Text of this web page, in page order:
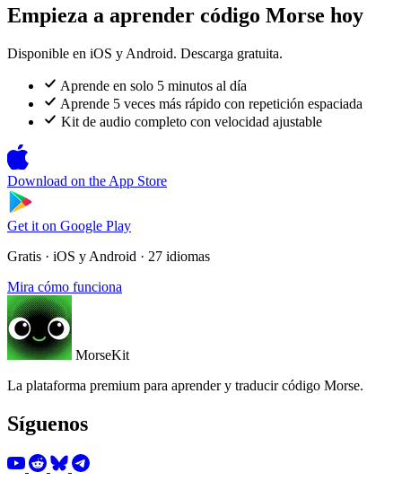
Empieza a aprender código Morse hoy
Disponible en iOS y Android. Descarga gratuita.
Aprende en solo 5 minutos al día
Aprende 5 veces más rápido con repetición espaciada
Kit de audio completo con velocidad ajustable
Download on the App Store
Get it on Google Play
Gratis · iOS y Android · 27 idiomas
Mira cómo funciona
MorseKit
La plataforma premium para aprender y traducir código Morse.
Síguenos